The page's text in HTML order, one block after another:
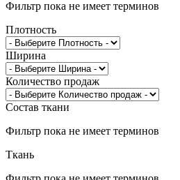
Фильтр пока не имеет терминов
Плотность
Ширина
Количество продаж
Состав ткани
Фильтр пока не имеет терминов
Ткань